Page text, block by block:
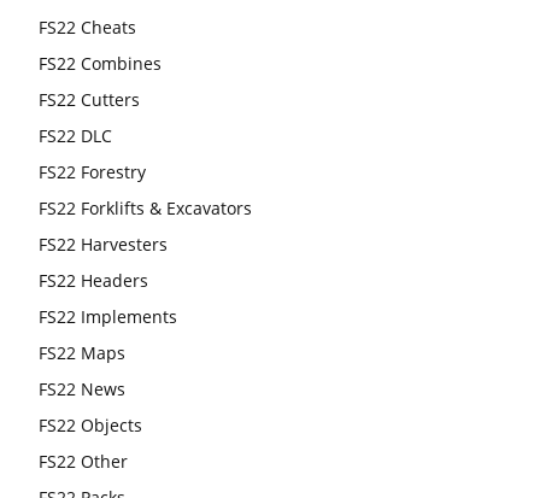
FS22 Cheats
FS22 Combines
FS22 Cutters
FS22 DLC
FS22 Forestry
FS22 Forklifts & Excavators
FS22 Harvesters
FS22 Headers
FS22 Implements
FS22 Maps
FS22 News
FS22 Objects
FS22 Other